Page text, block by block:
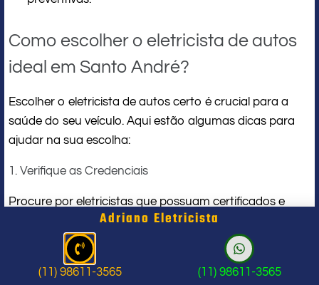
Como escolher o eletricista de autos
ideal em Santo André?
Escolher o eletricista de autos certo é crucial para a
saúde do seu veículo. Aqui estão algumas dicas para
ajudar na sua escolha:
1. Verifique as Credenciais
Procure por eletricistas que possuam certificados e
formações na área. Esses documentos garantem que o
profissional está atualizado com as práticas do setor.
2. Experiência no Mercado
Adriano Eletricista
(11) 98611-3565 (11) 98611-3565